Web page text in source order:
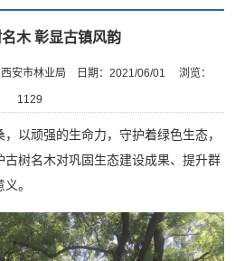
木 彰显古镇风韵
安市林业局 日期：2021/06/01 浏览：
1129
顽强的生命力，守护着绿色生态，
树名木对巩固生态建设成果、提升群
。